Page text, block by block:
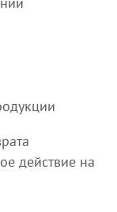
действие на